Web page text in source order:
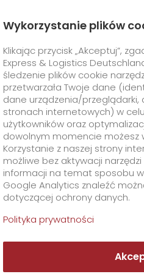
GO! Express
GO!Usługi Bezpośrednie
GO!Smart Express
Rozwiązania Branżowe
GO!Life Science
Transport przesyłek
Rozwiązania logistyczne
Transport dla hodowców
GO! Food Logistics
GO!GMO
>
GO!Automotive & Industry
Usługi Dodatkowe
Specjalne wymagania
GO! Dry Ice
Klient
Materiały opakowaniowe
Tajemnice podwodnego
Wykorzystanie plików
Klikając przycisk „Akceptuj”,
Express & Logistics
śledzenie plików cookie
przetwarzała Twoje dane
dane urządzenia/przeglądarki,
stronach internetowych) w
użytkowników oraz
dowolnym momencie możesz
Korzystanie z naszej strony
możliwe bez aktywacji
informacji na temat sposobu
Google Analytics znaleźć
dotyczącej ochrony danych.
Polityka prywatności